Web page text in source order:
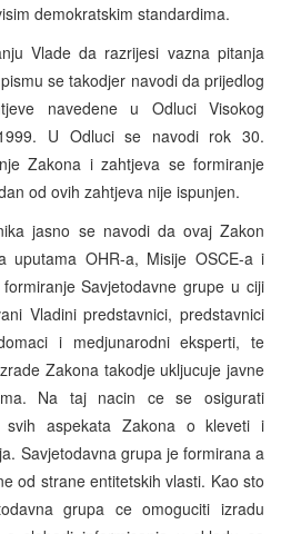
demokratskim standardima.
Vlade da razrijesi vazna pitanja
se takodjer navodi da prijedlog
navedene u Odluci Visokog
U Odluci se navodi rok 30.
Zakona i zahtjeva se formiranje
od ovih zahtjeva nije ispunjen.
jasno se navodi da ovaj Zakon
uputama OHR-a, Misije OSCE-a i
Savjetodavne grupe u ciji
Vladini predstavnici, predstavnici
i medjunarodni eksperti, te
Zakona takodje ukljucuje javne
Na taj nacin ce se osigurati
svih aspekata Zakona o kleveti i
Savjetodavna grupa je formirana a
od strane entitetskih vlasti. Kao sto
grupa ce omoguciti izradu